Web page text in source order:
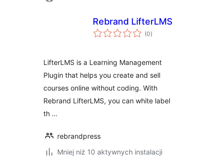
Rebrand LifterLMS
(0wszystkich
ocen
)
LifterLMS is a Learning Management
Plugin that helps you create and sell
courses online without coding. With
Rebrand LifterLMS, you can white label
th …
rebrandpress
Mniej niż 10 aktywnych instalacji